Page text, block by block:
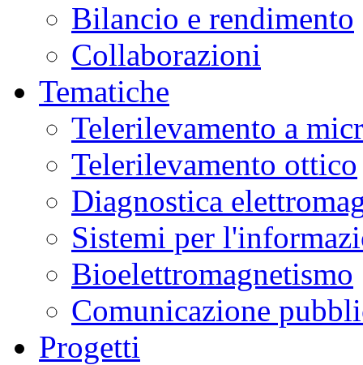
Bilancio e rendimento
Collaborazioni
Tematiche
Telerilevamento a
Telerilevamento ottico
Diagnostica
Sistemi per
Bioelettromagnetismo
Comunicazione
Progetti